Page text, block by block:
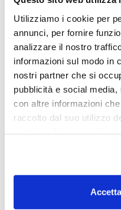
Utilizziamo i cookie per
annunci, per fornire
analizzare il nostro
informazioni sul modo in
nostri partner che si
pubblicità e social
con altre informazioni
raccolto dal suo utilizzo
OCCHIALE DA SOLE TOM
FORD FT0237 52 – 05B –
nero/altro / fumo grad
Calibro 52
260,00€ 190,00€